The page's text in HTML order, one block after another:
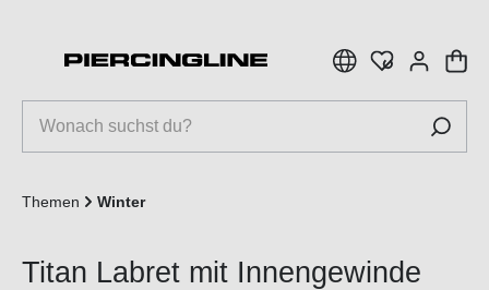
Themen Winter
Titan Labret mit Innengewinde